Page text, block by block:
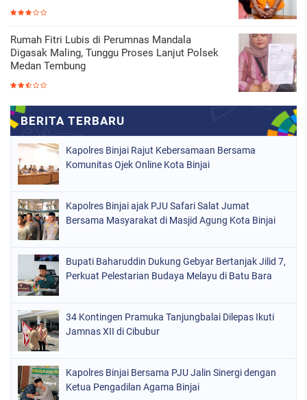
Rumah Fitri Lubis di Perumnas Mandala
Digasak Maling, Tunggu Proses Lanjut Polsek
Medan Tembung
Kapolres Binjai Rajut Kebersamaan Bersama
Komunitas Ojek Online Kota Binjai
Kapolres Binjai ajak PJU Safari Salat Jumat
Bersama Masyarakat di Masjid Agung Kota Binjai
Bupati Baharuddin Dukung Gebyar Bertanjak Jilid 7,
Perkuat Pelestarian Budaya Melayu di Batu Bara
34 Kontingen Pramuka Tanjungbalai Dilepas Ikuti
Jamnas XII di Cibubur
Kapolres Binjai Bersama PJU Jalin Sinergi dengan
Ketua Pengadilan Agama Binjai